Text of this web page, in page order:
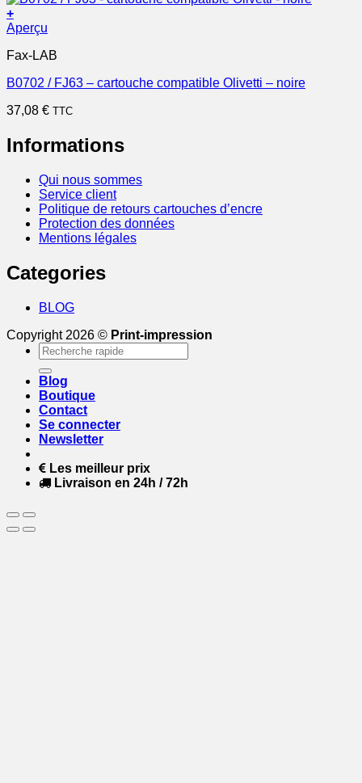
+
Aperçu
Fax-LAB
B0702 / FJ63 – cartouche compatible Olivetti – noire
37,08 € TTC
Informations
Qui nous sommes
Service client
Politique de retours cartouches d’encre
Protection des données
Mentions légales
Categories
BLOG
Copyright 2026 © Print-impression
Recherche
pour :
Blog
Boutique
Contact
Se connecter
Newsletter
Les meilleur prix
Livraison en 24h / 72h